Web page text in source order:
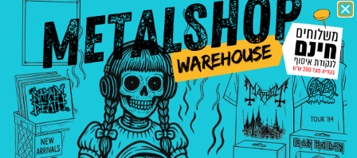
₪
8
—
₪
3008